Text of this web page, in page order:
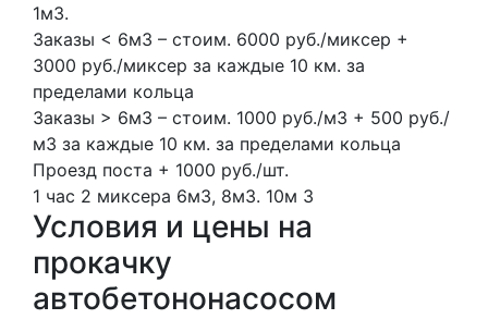
1м3.
Заказы < 6м3 – стоим. 6000 руб./миксер +
3000 руб./миксер за каждые 10 км. за
пределами кольца
Заказы > 6м3 – стоим. 1000 руб./м3 + 500 руб./
м3 за каждые 10 км. за пределами кольца
Проезд поста + 1000 руб./шт.
1 час 2 миксера 6м3, 8м3. 10м 3
Условия и цены на
прокачку
автобетононасосом